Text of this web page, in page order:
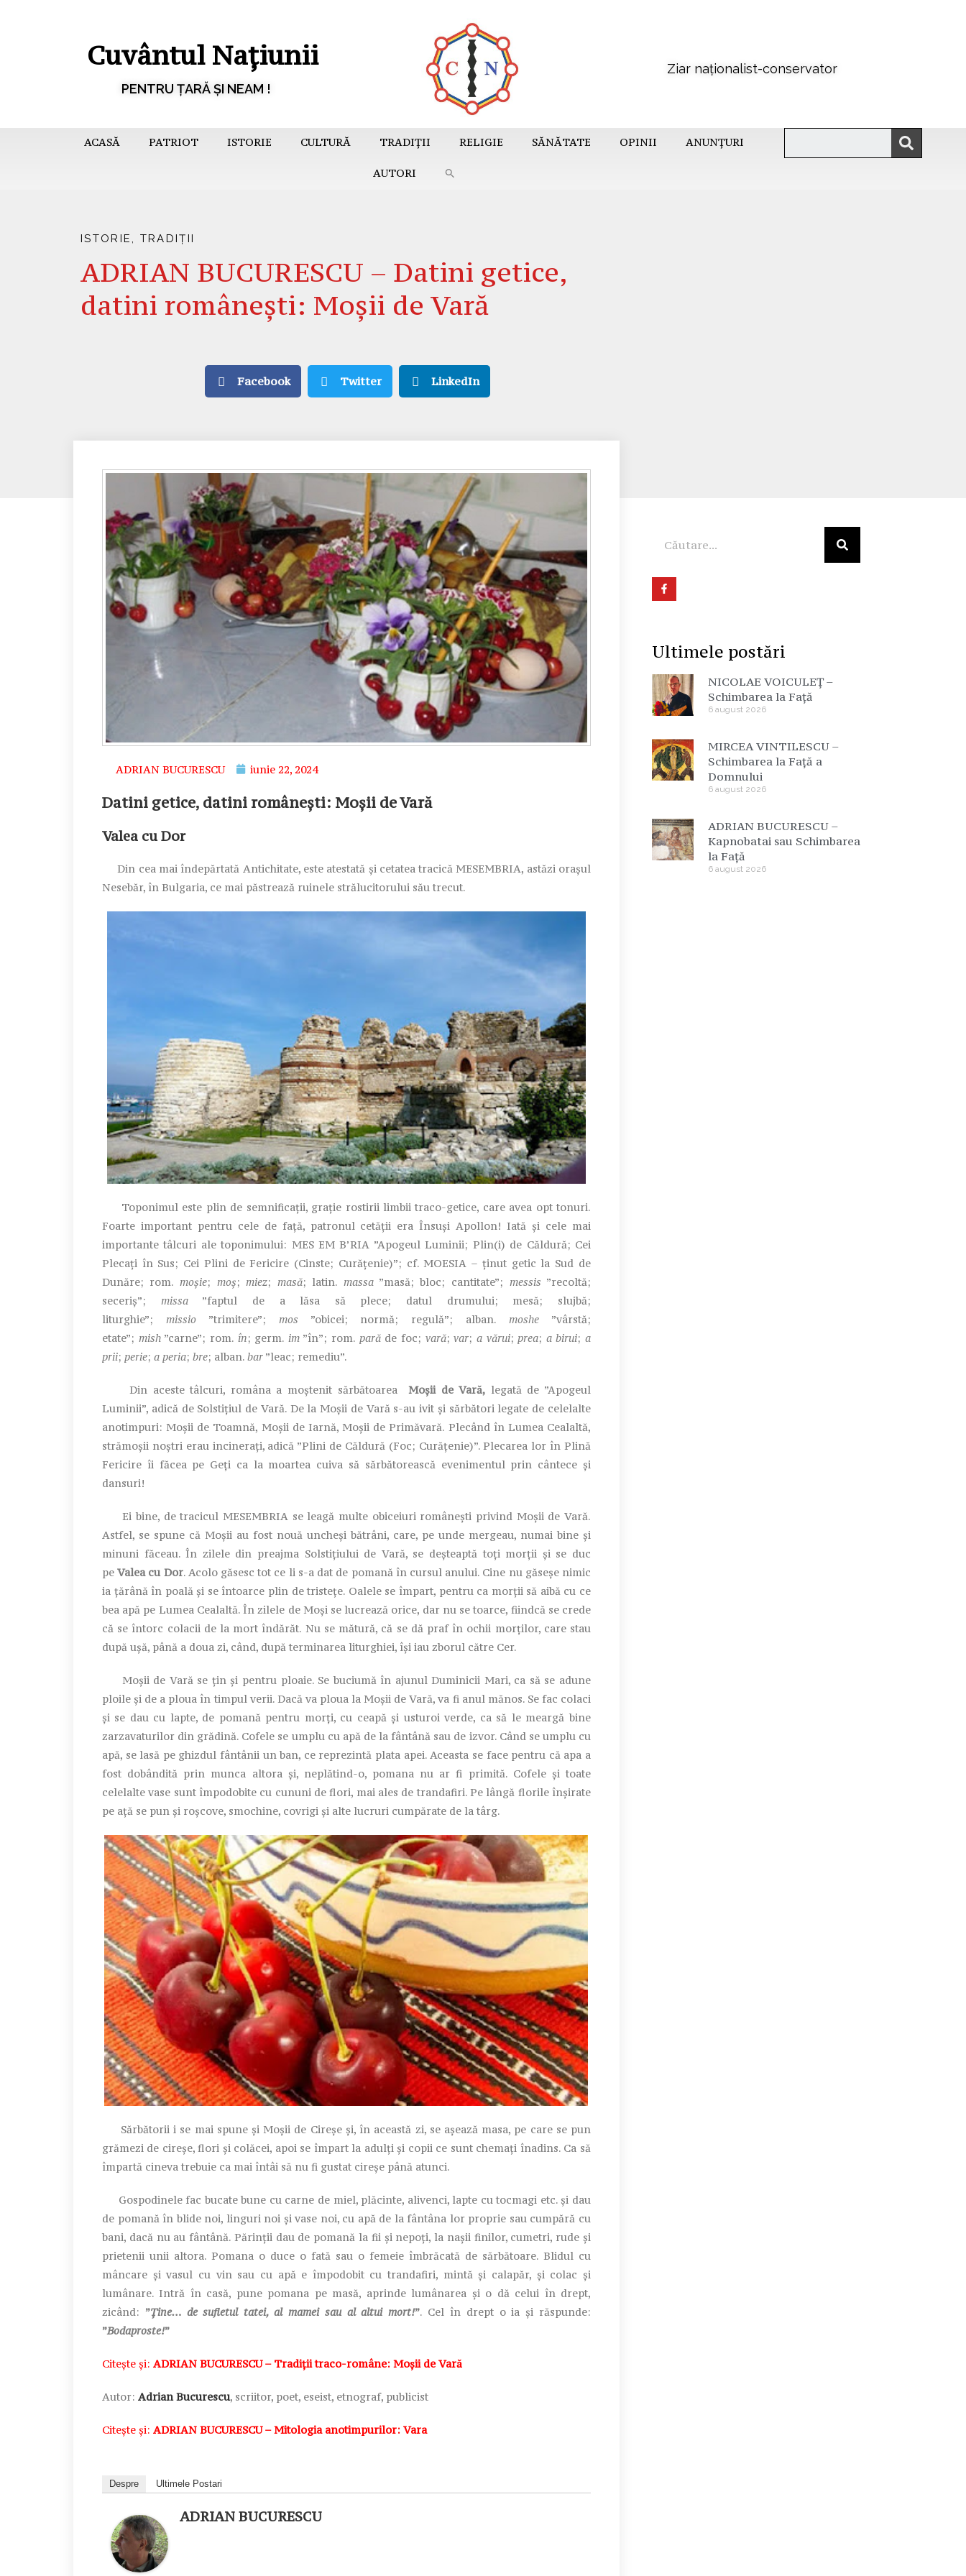
Cuvântul Națiunii
PENTRU ȚARĂ ȘI NEAM !
Ziar naționalist-conservator
ACASĂ PATRIOT ISTORIE CULTURĂ TRADIȚII RELIGIE SĂNĂTATE OPINII ANUNȚURI
AUTORI
ISTORIE TRADIȚII
ADRIAN BUCURESCU – Datini getice,
datini românești: Moșii de Vară
Facebook Twitter LinkedIn
ADRIAN BUCURESCU iunie 22, 2024
Datini getice, datini românești: Moșii de Vară
Valea cu Dor
Din cea mai îndepărtată Antichitate, este atestată și cetatea tracică MESEMBRIA, astăzi orașul
Nesebăr, în Bulgaria, ce mai păstrează ruinele strălucitorului său trecut.
Toponimul este plin de semnificații, grație rostirii limbii traco-getice, care avea opt tonuri.
Foarte important pentru cele de față, patronul cetății era Însuși Apollon! Iată și cele mai
importante tâlcuri ale toponimului: MES EM B’RIA ”Apogeul Luminii; Plin(i) de Căldură; Cei
Plecați în Sus; Cei Plini de Fericire (Cinste; Curățenie)”; cf. MOESIA – ținut getic la Sud de
Dunăre; rom. moșie; moș; miez; masă; latin. massa”masă; bloc; cantitate”; messis ”recoltă;
seceriș”; missa”faptul de a lăsa să plece; datul drumului; mesă; slujbă;
liturghie”; missio”trimitere”; mos ”obicei; normă; regulă”; alban.moshe ”vârstă;
etate”; mish”carne”; rom. în; germ. im”în”; rom. parăde foc; vară;var; a vărui;prea; a birui;a
prii; perie; a peria; bre; alban. bar ”leac; remediu”.
Din aceste tâlcuri, româna a moștenit sărbătoarea Moșii de Vară, legată de ”Apogeul
Luminii”, adică de Solstițiul de Vară. De la Moșii de Vară s-au ivit și sărbători legate de celelalte
anotimpuri: Moșii de Toamnă, Moșii de Iarnă, Moșii de Primăvară. Plecând în Lumea Cealaltă,
strămoșii noștri erau incinerați, adică ”Plini de Căldură (Foc; Curățenie)”. Plecarea lor în Plină
Fericire îi făcea pe Geți ca la moartea cuiva să sărbătorească evenimentul prin cântece și
dansuri!
Ei bine, de tracicul MESEMBRIA se leagă multe obiceiuri românești privind Moșii de Vară.
Astfel, se spune că Moșii au fost nouă uncheși bătrâni, care, pe unde mergeau, numai bine și
minuni făceau. În zilele din preajma Solstițiului de Vară, se deșteaptă toți morții și se duc
peValea cu Dor. Acolo găsesc tot ce li s-a dat de pomană în cursul anului. Cine nu găseșe nimic
ia țărână în poală și se întoarce plin de tristețe. Oalele se împart, pentru ca morții să aibă cu ce
bea apă pe Lumea Cealaltă. În zilele de Moși se lucrează orice, dar nu se toarce, fiindcă se crede
că se întorc colacii de la mort îndărăt. Nu se mătură, că se dă praf în ochii morților, care stau
după ușă, până a doua zi, când, după terminarea liturghiei, își iau zborul către Cer.
Moșii de Vară se țin și pentru ploaie. Se buciumă în ajunul Duminicii Mari, ca să se adune
ploile și de a ploua în timpul verii. Dacă va ploua la Moșii de Vară, va fi anul mănos. Se fac colaci
și se dau cu lapte, de pomană pentru morți, cu ceapă și usturoi verde, ca să le meargă bine
zarzavaturilor din grădină. Cofele se umplu cu apă de la fântână sau de izvor. Când se umplu cu
apă, se lasă pe ghizdul fântânii un ban, ce reprezintă plata apei. Aceasta se face pentru că apa a
fost dobândită prin munca altora și, neplătind-o, pomana nu ar fi primită. Cofele și toate
celelalte vase sunt împodobite cu cununi de flori, mai ales de trandafiri. Pe lângă florile înșirate
pe ață se pun și roșcove, smochine, covrigi și alte lucruri cumpărate de la târg.
Sărbătorii i se mai spune și Moșii de Cireșe și, în această zi, se așează masa, pe care se pun
grămezi de cireșe, flori și colăcei, apoi se împart la adulți și copii ce sunt chemați înadins. Ca să
împartă cineva trebuie ca mai întâi să nu fi gustat cireșe până atunci.
Gospodinele fac bucate bune cu carne de miel, plăcinte, alivenci, lapte cu tocmagi etc. și dau
de pomană în blide noi, linguri noi și vase noi, cu apă de la fântâna lor proprie sau cumpără cu
bani, dacă nu au fântână. Părinții dau de pomană la fii și nepoți, la nașii finilor, cumetri, rude și
prietenii unii altora. Pomana o duce o fată sau o femeie îmbrăcată de sărbătoare. Blidul cu
mâncare și vasul cu vin sau cu apă e împodobit cu trandafiri, mintă și calapăr, și colac și
lumânare. Intră în casă, pune pomana pe masă, aprinde lumânarea și o dă celui în drept,
zicând: ”Ține… de sufletul tatei, al mamei sau al altui mort!”. Cel în drept o ia și răspunde:
”Bodaproste!”
Citește și: ADRIAN BUCURESCU – Tradiții traco-române: Moșii de Vară
Autor: Adrian Bucurescu, scriitor, poet, eseist, etnograf, publicist
Citește și: ADRIAN BUCURESCU – Mitologia anotimpurilor: Vara
Despre Ultimele Postari
ADRIAN BUCURESCU
Ultimele postări
NICOLAE VOICULEȚ –
Schimbarea la Față
6 august 2026
MIRCEA VINTILESCU –
Schimbarea la Față a
Domnului
6 august 2026
ADRIAN BUCURESCU –
Kapnobatai sau Schimbarea
la Față
6 august 2026